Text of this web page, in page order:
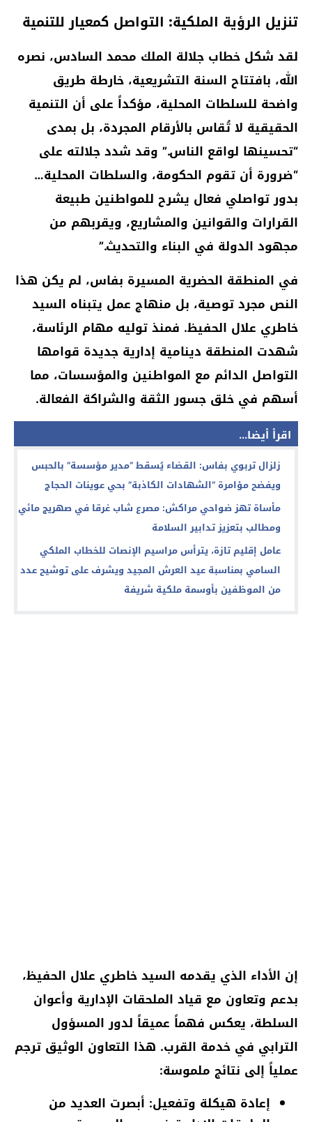
تنزيل الرؤية الملكية: التواصل كمعيار للتنمية
لقد شكل خطاب جلالة الملك محمد السادس، نصره
الله، بافتتاح السنة التشريعية، خارطة طريق
واضحة للسلطات المحلية، مؤكداً على أن التنمية
الحقيقية لا تُقاس بالأرقام المجردة، بل بمدى
“تحسينها لواقع الناس.” وقد شدد جلالته على
“ضرورة أن تقوم الحكومة، والسلطات المحلية…
بدور تواصلي فعال يشرح للمواطنين طبيعة
القرارات والقوانين والمشاريع، ويقربهم من
مجهود الدولة في البناء والتحديث.”
في المنطقة الحضرية المسيرة بفاس، لم يكن هذا
النص مجرد توصية، بل منهاج عمل يتبناه السيد
خاطري علال الحفيظ. فمنذ توليه مهام الرئاسة،
شهدت المنطقة دينامية إدارية جديدة قوامها
التواصل الدائم مع المواطنين والمؤسسات، مما
أسهم في خلق جسور الثقة والشراكة الفعالة.
اقرأ أيضا...
زلزال تربوي بفاس: القضاء يُسقط “مدير مؤسسة” بالحبس
ويفضح مؤامرة “الشهادات الكاذبة” بحي عوينات الحجاج
مأساة تهز ضواحي مراكش: مصرع شاب غرقا في صهريج مائي
ومطالب بتعزيز تدابير السلامة
عامل إقليم تازة، يترأس مراسيم الإنصات للخطاب الملكي
السامي بمناسبة عيد العرش المجيد ويشرف على توشيح عدد
من الموظفين بأوسمة ملكية شريفة
إن الأداء الذي يقدمه السيد خاطري علال الحفيظ،
بدعم وتعاون مع قياد الملحقات الإدارية وأعوان
السلطة، يعكس فهماً عميقاً لدور المسؤول
الترابي في خدمة القرب. هذا التعاون الوثيق ترجم
عملياً إلى نتائج ملموسة:
إعادة هيكلة وتفعيل: أبصرت العديد من